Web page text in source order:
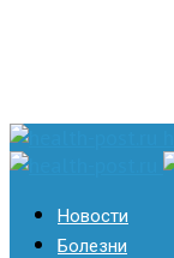
Новости
Болезни